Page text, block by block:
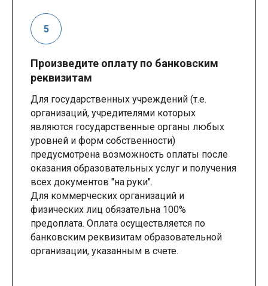
Произведите оплату по банковским
реквизитам
Для государственных учреждений (т.е.
организаций, учредителями которых
являются государственные органы любых
уровней и форм собственности)
предусмотрена возможность оплаты после
оказания образовательных услуг и получения
всех документов "на руки".
Для коммерческих организаций и
физических лиц обязательна 100%
предоплата. Оплата осуществляется по
банковским реквизитам образовательной
организации, указанным в счете.